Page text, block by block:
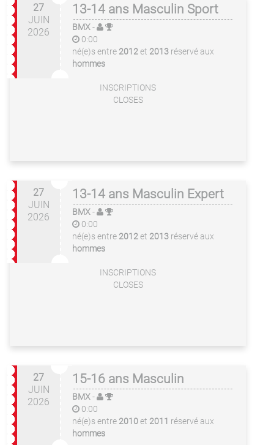
27
JUIN
2026
13-14 ans Masculin Sport
BMX-
0:00
né(e)s entre 2012et 2013 réservé aux
hommes
INSCRIPTIONS
CLOSES
27
JUIN
2026
13-14 ans Masculin Expert
BMX-
0:00
né(e)s entre 2012et 2013 réservé aux
hommes
INSCRIPTIONS
CLOSES
27
JUIN
2026
15-16 ans Masculin
BMX-
0:00
né(e)s entre 2010et 2011 réservé aux
hommes